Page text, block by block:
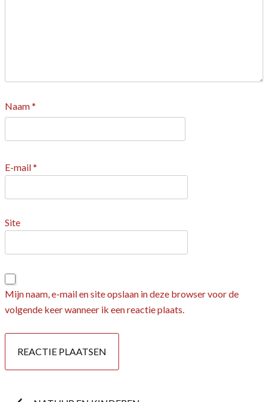
Naam*
E-mail*
Site
Mijn naam, e-mail en site opslaan in deze browser voor de
volgende keer wanneer ik een reactie plaats.